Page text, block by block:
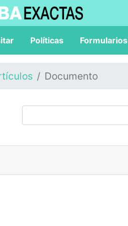
Políticas Formularios
Documento